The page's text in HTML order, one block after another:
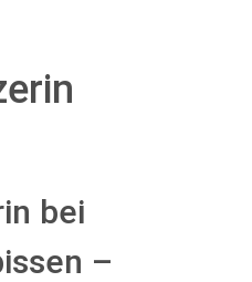
bei
–